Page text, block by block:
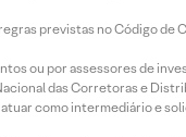
previstas no Código
ou por assessores de
das Corretoras e
como intermediário e